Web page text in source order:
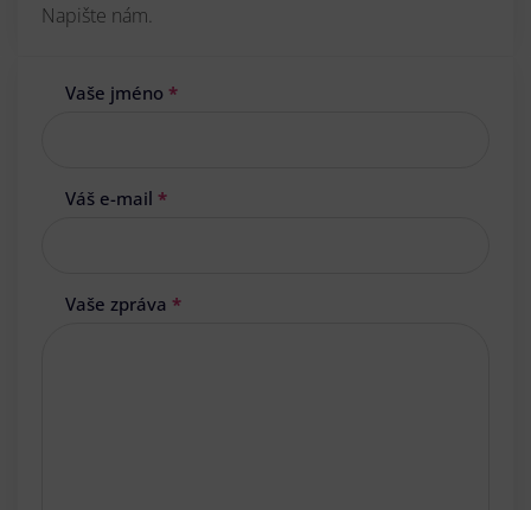
Napište nám.
Vaše jméno *
Váš e-mail *
Vaše zpráva *